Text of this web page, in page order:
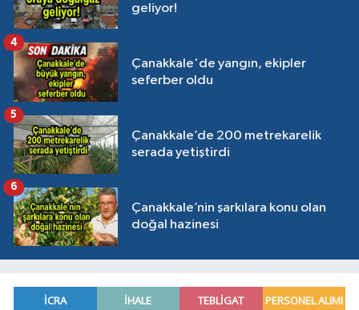
geliyor!
Çanakkale'de yangın, ekipler
seferber oldu
4
Çanakkale’de 200 metrekarelik
serada yetiştirdi
5
Çanakkale’nin şarkılara konu olan
doğal hazinesi
6